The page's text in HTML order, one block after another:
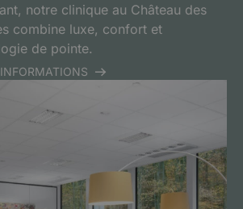
notre clinique au Château des
combine luxe, confort et
de pointe.